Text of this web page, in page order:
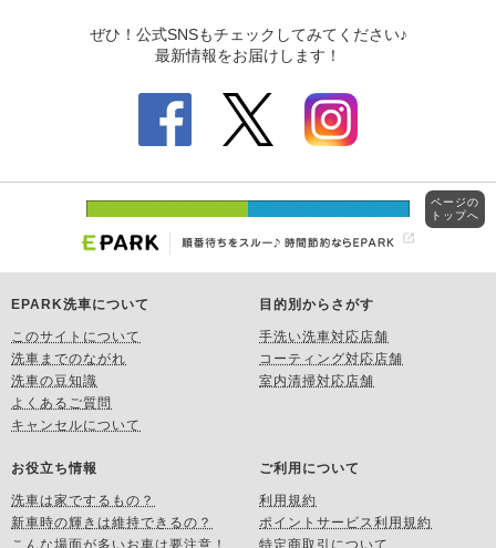
EPARK洗車について
このサイトについて
洗車までのながれ
洗車の豆知識
よくあるご質問
キャンセルについて
目的別からさがす
手洗い洗車対応店舗
コーティング対応店舗
室内清掃対応店舗
お役立ち情報
洗車は家でするもの？
新車時の輝きは維持できるの？
こんな場面が多いお車は要注意！
ご利用について
利用規約
ポイントサービス利用規約
特定商取引について
ページの
トップへ